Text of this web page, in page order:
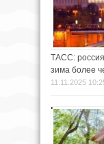
ТАСС:
зима более
11.11.2025